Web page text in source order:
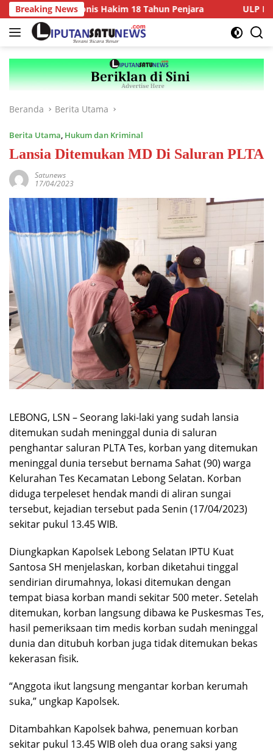
Langsung
ke
konten
Breaking News
Vonis Hakim 18 Tahun Penjara ULP PLN
Beranda Berita Utama
Berita Utama, Hukum dan Kriminal
Lansia Ditemukan MD Di Saluran PLTA
Satunews
17/04/2023
LEBONG, LSN – Seorang laki-laki yang sudah lansia
ditemukan sudah meninggal dunia di saluran
penghantar saluran PLTA Tes, korban yang ditemukan
meninggal dunia tersebut bernama Sahat (90) warga
Kelurahan Tes Kecamatan Lebong Selatan. Korban
diduga terpeleset hendak mandi di aliran sungai
tersebut, kejadian tersebut pada Senin (17/04/2023)
sekitar pukul 13.45 WIB.
Diungkapkan Kapolsek Lebong Selatan IPTU Kuat
Santosa SH menjelaskan, korban diketahui tinggal
sendirian dirumahnya, lokasi ditemukan dengan
tempat biasa korban mandi sekitar 500 meter. Setelah
ditemukan, korban langsung dibawa ke Puskesmas Tes,
hasil pemeriksaan tim medis korban sudah meninggal
dunia dan ditubuh korban juga tidak ditemukan bekas
kekerasan fisik.
“Anggota ikut langsung mengantar korban kerumah
suka,” ungkap Kapolsek.
Ditambahkan Kapolsek bahwa, penemuan korban
sekitar pukul 13.45 WIB oleh dua orang saksi yang